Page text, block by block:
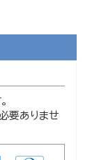
要ありませ